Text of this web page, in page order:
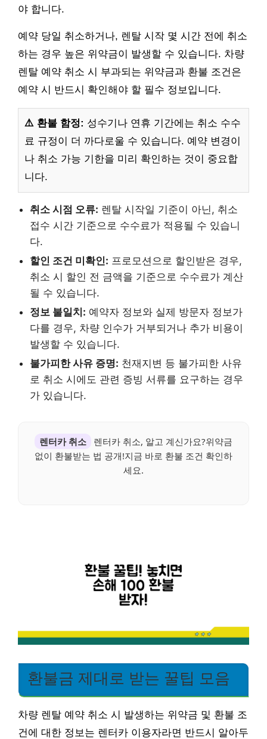
야 합니다.
예약 당일 취소하거나, 렌탈 시작 몇 시간 전에 취소
하는 경우 높은 위약금이 발생할 수 있습니다. 차량
렌탈 예약 취소 시 부과되는 위약금과 환불 조건은
예약 시 반드시 확인해야 할 필수 정보입니다.
⚠️ 환불 함정: 성수기나 연휴 기간에는 취소 수수
료 규정이 더 까다로울 수 있습니다. 예약 변경이
나 취소 가능 기한을 미리 확인하는 것이 중요합
니다.
취소 시점 오류: 렌탈 시작일 기준이 아닌, 취소
접수 시간 기준으로 수수료가 적용될 수 있습니
다.
할인 조건 미확인: 프로모션으로 할인받은 경우,
취소 시 할인 전 금액을 기준으로 수수료가 계산
될 수 있습니다.
정보 불일치: 예약자 정보와 실제 방문자 정보가
다를 경우, 차량 인수가 거부되거나 추가 비용이
발생할 수 있습니다.
불가피한 사유 증명: 천재지변 등 불가피한 사유
로 취소 시에도 관련 증빙 서류를 요구하는 경우
가 있습니다.
렌터카 취소
렌터카 취소, 알고 계신가요?위약금
없이 환불받는 법 공개!지금 바로 환불 조건 확인하
세요.
환불금 제대로 받는 꿀팁 모음
차량 렌탈 예약 취소 시 발생하는 위약금 및 환불 조
건에 대한 정보는 렌터카 이용자라면 반드시 알아두